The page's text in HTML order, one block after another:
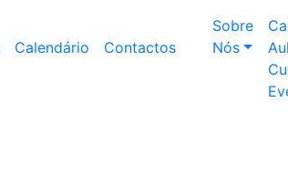
Calendário Contactos
Sobre
Nós